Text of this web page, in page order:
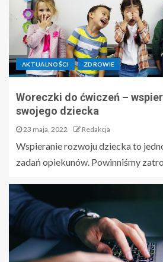
AKTUALNOŚCI ZDROWIE
Woreczki do ćwiczeń –
swojego dziecka
23 maja, 2022 Redakcja
Wspieranie rozwoju dziecka to
zadań opiekunów. Powinniśmy